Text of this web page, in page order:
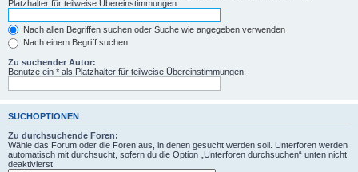
Platzhalter für teilweise Übereinstimmungen.
Nach allen Begriffen suchen oder Suche wie angegeben verwenden
Nach einem Begriff suchen
Zu suchender Autor:
Benutze ein * als Platzhalter für teilweise Übereinstimmungen.
SUCHOPTIONEN
Zu durchsuchende Foren:
Wähle das Forum oder die Foren aus, in denen gesucht werden soll. Unterforen werden
automatisch mit durchsucht, sofern du die Option „Unterforen durchsuchen“ unten nicht
deaktivierst.